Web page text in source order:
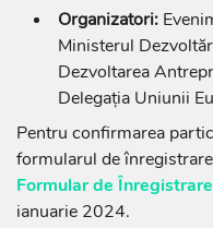
Organizatori:
Ministerul
Dezvoltarea
Delegația Uniunii
Pentru confirmarea
formularul de
Formular de Înregistrare
ianuarie 2024.